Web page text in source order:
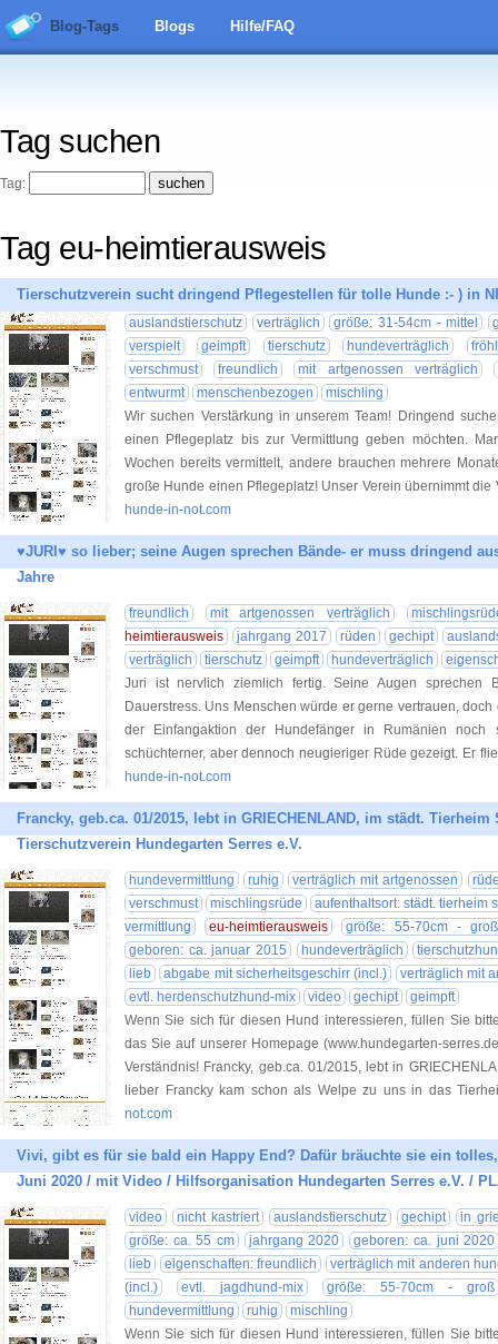
Blog-Tags Blogs Hilfe/FAQ
Tag suchen
Tag:
Tag eu-heimtierausweis
Tierschutzverein sucht dringend Pflegestellen für tolle Hunde :- ) in
auslandstierschutz verträglich größe: 31-54cm - mittel
verspielt
geimpft tierschutz hundeverträglich
verschmust
freundlich mit artgenossen verträglich
entwurmt
menschenbezogen
mischling
Wir suchen Verstärkung in unserem Team! Dringend
einen Pflegeplatz bis zur Vermittlung geben möchten.
Wochen bereits vermittelt, andere brauchen mehrere
große Hunde einen Pflegeplatz! Unser Verein übernimmt die
hunde-in-not.com
♥JURI♥ so lieber; seine Augen sprechen Bände- er muss dringend
Jahre
freundlich mit artgenossen verträglich
heimtierausweis
jahrgang 2017 rüden gechipt
verträglich
tierschutz geimpft hundeverträglich
Juri ist nervlich ziemlich fertig. Seine Augen sprechen
Dauerstress. Uns Menschen würde er gerne vertrauen,
der Einfangaktion der Hundefänger in Rumänien
schüchterner, aber dennoch neugieriger Rüde gezeigt. Er
hunde-in-not.com
Francky, geb.ca. 01/2015, lebt in GRIECHENLAND, im städt.
Tierschutzverein Hundegarten Serres e.V.
hundevermittlung ruhig verträglich mit artgenossen
verschmust
mischlingsrüde
aufenthaltsort: städt. tierheim
vermittlung
eu-heimtierausweis
größe: 55-70cm - groß
geboren: ca. januar 2015
hundeverträglich
lieb
abgabe mit sicherheitsgeschirr (incl.)
verträglich mit
evtl. herdenschutzhund-mix
video gechipt
geimpft
Wenn Sie sich für diesen Hund interessieren, füllen Sie
das Sie auf unserer Homepage (www.hundegarten-
Verständnis! Francky, geb.ca. 01/2015, lebt in
lieber Francky kam schon als Welpe zu uns in das
not.com
Vivi, gibt es für sie bald ein Happy End? Dafür bräuchte sie ein
Juni 2020 / mit Video / Hilfsorganisation Hundegarten Serres e.V. /
video nicht kastriert auslandstierschutz gechipt
in
größe: ca. 55 cm
jahrgang 2020
geboren: ca. juni 2020
lieb
eigenschaften: freundlich
verträglich mit anderen
(incl.)
evtl. jagdhund-mix
größe: 55-70cm - groß
hundevermittlung
ruhig
mischling
Wenn Sie sich für diesen Hund interessieren, füllen Sie